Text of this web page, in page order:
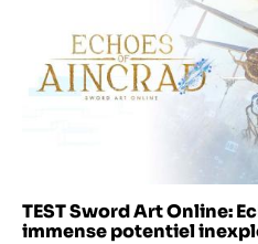
TEST Sword Art Online:
immense potentiel